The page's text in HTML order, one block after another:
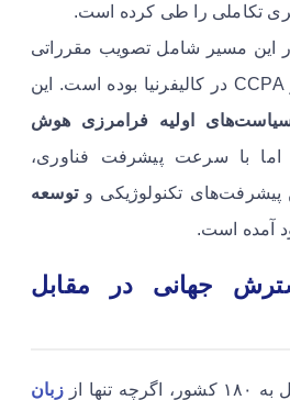
تکاملی را طی کرده است.
این مسیر شامل تصویب مقرراتی
مانند GDPR در اروپا و CCPA در کالیفرنیا بوده است. این
اولیه فرامرزی هوش
اما با سرعت پیشرفت فناوری،
تکنولوژیکی وتوسعه
آمده است.
جهانی در مقابل
زبان